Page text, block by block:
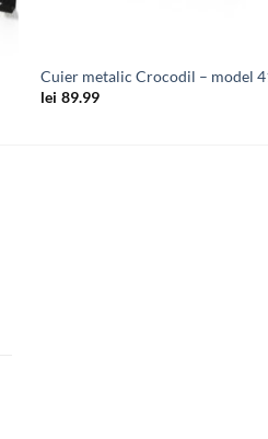
Cuier metalic Crocodil – model
lei 89.99